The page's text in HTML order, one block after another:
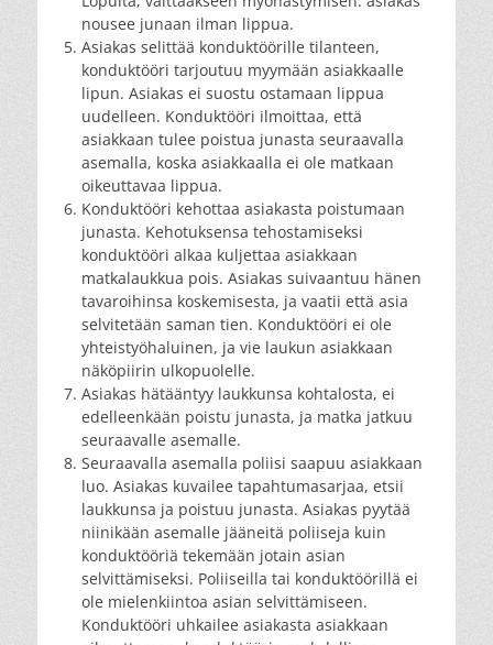
nousee junaan ilman lippua.
Asiakas selittää konduktöörille tilanteen,
konduktööri tarjoutuu myymään asiakkaalle
lipun. Asiakas ei suostu ostamaan lippua
uudelleen. Konduktööri ilmoittaa, että
asiakkaan tulee poistua junasta seuraavalla
asemalla, koska asiakkaalla ei ole matkaan
oikeuttavaa lippua.
Konduktööri kehottaa asiakasta poistumaan
junasta. Kehotuksensa tehostamiseksi
konduktööri alkaa kuljettaa asiakkaan
matkalaukkua pois. Asiakas suivaantuu hänen
tavaroihinsa koskemisesta, ja vaatii että asia
selvitetään saman tien. Konduktööri ei ole
yhteistyöhaluinen, ja vie laukun asiakkaan
näköpiirin ulkopuolelle.
Asiakas hätääntyy laukkunsa kohtalosta, ei
edelleenkään poistu junasta, ja matka jatkuu
seuraavalle asemalle.
Seuraavalla asemalla poliisi saapuu asiakkaan
luo. Asiakas kuvailee tapahtumasarjaa, etsii
laukkunsa ja poistuu junasta. Asiakas pyytää
niinikään asemalle jääneitä poliiseja kuin
konduktööriä tekemään jotain asian
selvittämiseksi. Poliiseilla tai konduktöörillä ei
ole mielenkiintoa asian selvittämiseen.
Konduktööri uhkailee asiakasta asiakkaan